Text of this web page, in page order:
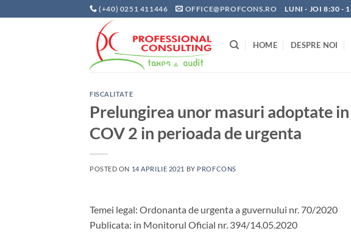
(+40) 0251 411446 OFFICE@PROFCONS.RO LUNI - JOI 8:30 -
HOME DESPRE NOI
FISCALITATE
Prelungirea unor masuri adoptate
COV 2 in perioada de urgenta
POSTED ON 14 APRILIE 2021 BY PROFCONS
Temei legal: Ordonanta de urgenta a guvernului nr. 70/2020
Publicata: in Monitorul Oficial nr. 394/14.05.2020